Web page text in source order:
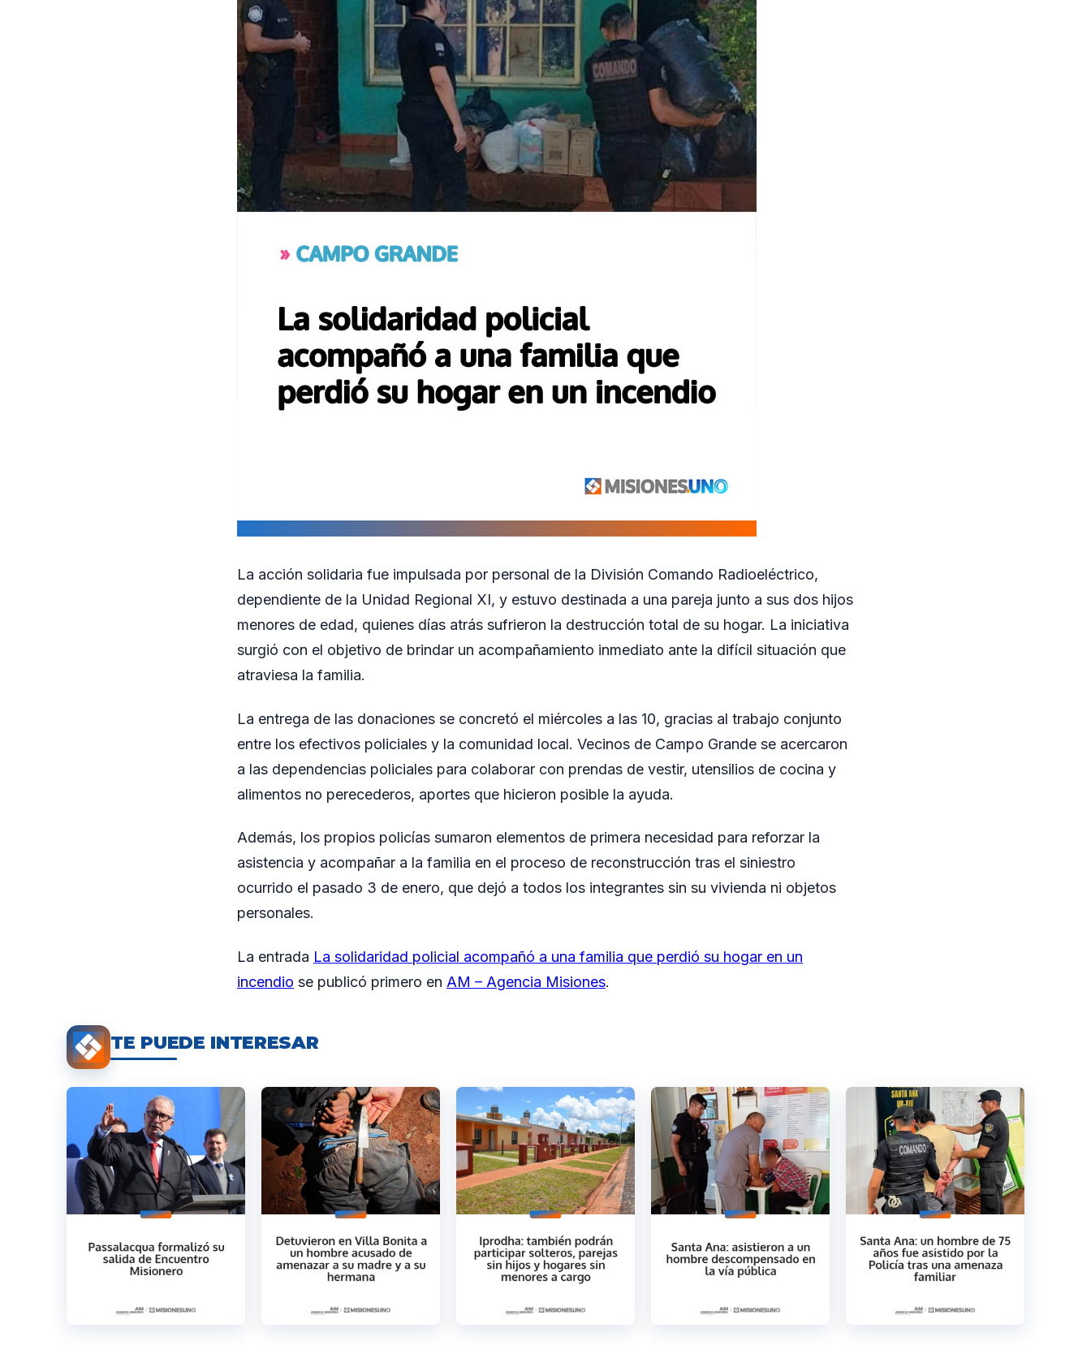
La acción solidaria fue impulsada por personal de la División Comando Radioeléctrico,
dependiente de la Unidad Regional XI, y estuvo destinada a una pareja junto a sus dos hijos
menores de edad, quienes días atrás sufrieron la destrucción total de su hogar. La iniciativa
surgió con el objetivo de brindar un acompañamiento inmediato ante la difícil situación que
atraviesa la familia.
La entrega de las donaciones se concretó el miércoles a las 10, gracias al trabajo conjunto
entre los efectivos policiales y la comunidad local. Vecinos de Campo Grande se acercaron
a las dependencias policiales para colaborar con prendas de vestir, utensilios de cocina y
alimentos no perecederos, aportes que hicieron posible la ayuda.
Además, los propios policías sumaron elementos de primera necesidad para reforzar la
asistencia y acompañar a la familia en el proceso de reconstrucción tras el siniestro
ocurrido el pasado 3 de enero, que dejó a todos los integrantes sin su vivienda ni objetos
personales.
La entrada La solidaridad policial acompañó a una familia que perdió su hogar en un
incendio se publicó primero en AM – Agencia Misiones.
TE PUEDE INTERESAR